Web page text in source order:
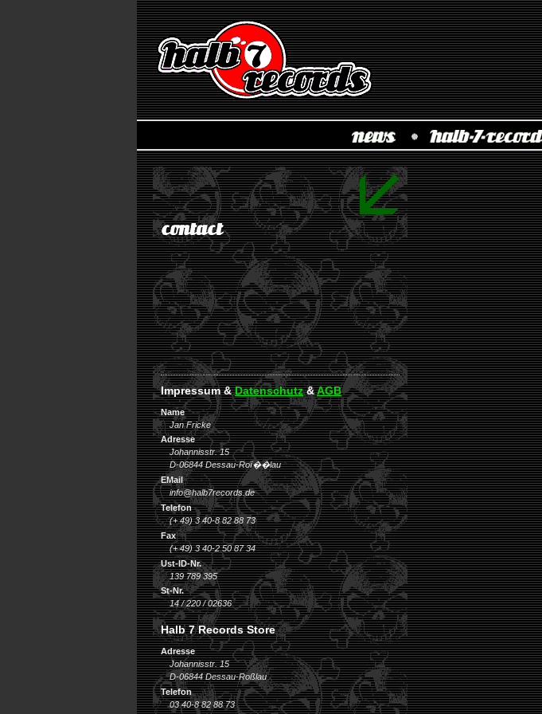
Impressum &Datenschutz&AGB
Name
Jan Fricke
Adresse
Johannisstr. 15
D-06844 Dessau-Roï��lau
EMail
info@halb7records.de
Telefon
(+ 49) 3 40-8 82 88 73
Fax
(+ 49) 3 40-2 50 87 34
Ust-ID-Nr.
139 789 395
St-Nr.
14 / 220 / 02636
Halb 7 Records Store
Adresse
Johannisstr. 15
D-06844 Dessau-Roßlau
Telefon
03 40-8 82 88 73